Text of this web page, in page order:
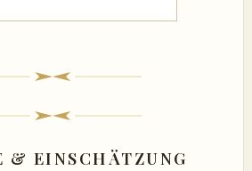
& EINSCHÄTZUNG